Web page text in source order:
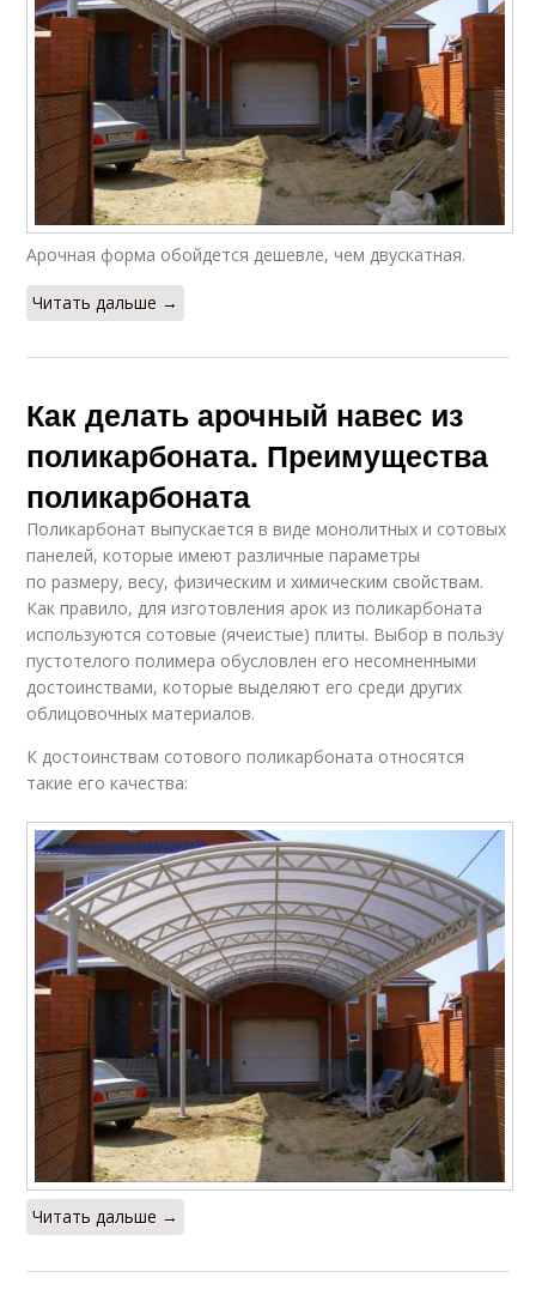
Арочная форма обойдется дешевле, чем двускатная.
Читать дальше →
Как делать арочный навес из
поликарбоната. Преимущества
поликарбоната
Поликарбонат выпускается в виде монолитных и сотовых
панелей, которые имеют различные параметры
по размеру, весу, физическим и химическим свойствам.
Как правило, для изготовления арок из поликарбоната
используются сотовые (ячеистые) плиты. Выбор в пользу
пустотелого полимера обусловлен его несомненными
достоинствами, которые выделяют его среди других
облицовочных материалов.
К достоинствам сотового поликарбоната относятся
такие его качества:
Читать дальше →